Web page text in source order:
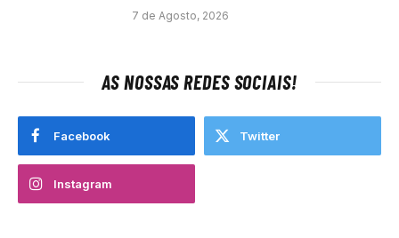
7 de Agosto, 2026
AS NOSSAS REDES SOCIAIS!
Facebook Twitter
Instagram